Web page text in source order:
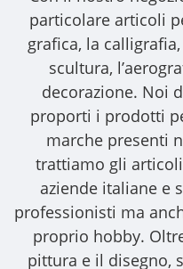
particolare articoli
grafica, la
scultura,
decorazione. Noi
proporti i prodotti
marche presenti
trattiamo gli
aziende italiane e
professionisti ma
proprio hobby.
pittura e il disegno,